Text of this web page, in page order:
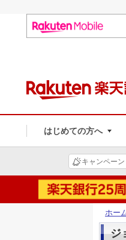
はじめての方へ
キャンペーン
ホー
ジ